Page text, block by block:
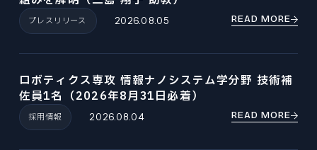
プレスリリース 2026.08.05 READ MORE
採用情報 2026.08.04
ロボティクス専攻 情報ナノシステム学分野 技術補
佐員1名（2026年8月31日必着）
READ MORE